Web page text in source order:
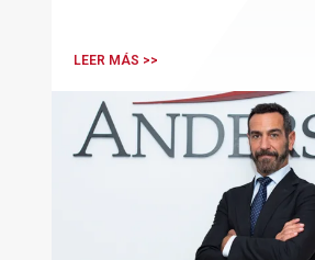
LEER MÁS >>